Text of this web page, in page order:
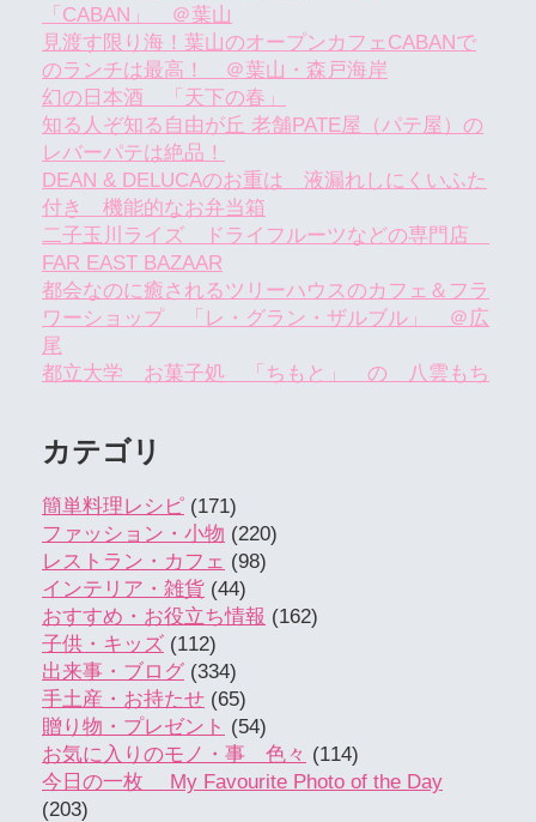
「CABAN」 ＠葉山
見渡す限り海！葉山のオープンカフェCABANで
のランチは最高！ ＠葉山・森戸海岸
幻の日本酒 「天下の春」
知る人ぞ知る自由が丘 老舗PATE屋（パテ屋）の
レバーパテは絶品！
DEAN & DELUCAのお重は 液漏れしにくいふた
付き 機能的なお弁当箱
二子玉川ライズ ドライフルーツなどの専門店
FAR EAST BAZAAR
都会なのに癒されるツリーハウスのカフェ＆フラ
ワーショップ 「レ・グラン・ザルブル」 ＠広
尾
都立大学 お菓子処 「ちもと」 の 八雲もち
カテゴリ
簡単料理レシピ (171)
ファッション・小物 (220)
レストラン・カフェ (98)
インテリア・雑貨 (44)
おすすめ・お役立ち情報 (162)
子供・キッズ (112)
出来事・ブログ (334)
手土産・お持たせ (65)
贈り物・プレゼント (54)
お気に入りのモノ・事 色々 (114)
今日の一枚 My Favourite Photo of the Day
(203)